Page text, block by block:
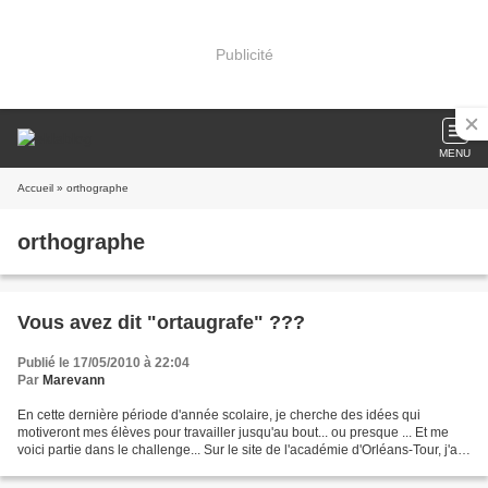
Publicité
MENU
Accueil » orthographe
orthographe
Vous avez dit "ortaugrafe" ???
Publié le 17/05/2010 à 22:04
Par Marevann
En cette dernière période d'année scolaire, je cherche des idées qui
motiveront mes élèves pour travailler jusqu'au bout... ou presque ... Et me
voici partie dans le challenge... Sur le site de l'académie d'Orléans-Tour, j'ai